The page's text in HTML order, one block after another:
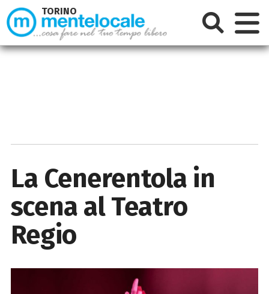
La Cenerentola in
scena al Teatro
Regio
TORINO